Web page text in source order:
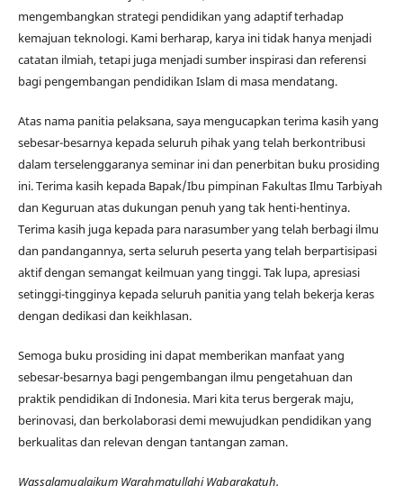
mengembangkan strategi pendidikan yang adaptif terhadap
kemajuan teknologi. Kami berharap, karya ini tidak hanya menjadi
catatan ilmiah, tetapi juga menjadi sumber inspirasi dan referensi
bagi pengembangan pendidikan Islam di masa mendatang.
Atas nama panitia pelaksana, saya mengucapkan terima kasih yang
sebesar-besarnya kepada seluruh pihak yang telah berkontribusi
dalam terselenggaranya seminar ini dan penerbitan buku prosiding
ini. Terima kasih kepada Bapak/Ibu pimpinan Fakultas Ilmu Tarbiyah
dan Keguruan atas dukungan penuh yang tak henti-hentinya.
Terima kasih juga kepada para narasumber yang telah berbagi ilmu
dan pandangannya, serta seluruh peserta yang telah berpartisipasi
aktif dengan semangat keilmuan yang tinggi. Tak lupa, apresiasi
setinggi-tingginya kepada seluruh panitia yang telah bekerja keras
dengan dedikasi dan keikhlasan.
Semoga buku prosiding ini dapat memberikan manfaat yang
sebesar-besarnya bagi pengembangan ilmu pengetahuan dan
praktik pendidikan di Indonesia. Mari kita terus bergerak maju,
berinovasi, dan berkolaborasi demi mewujudkan pendidikan yang
berkualitas dan relevan dengan tantangan zaman.
Wassalamualaikum Warahmatullahi Wabarakatuh.